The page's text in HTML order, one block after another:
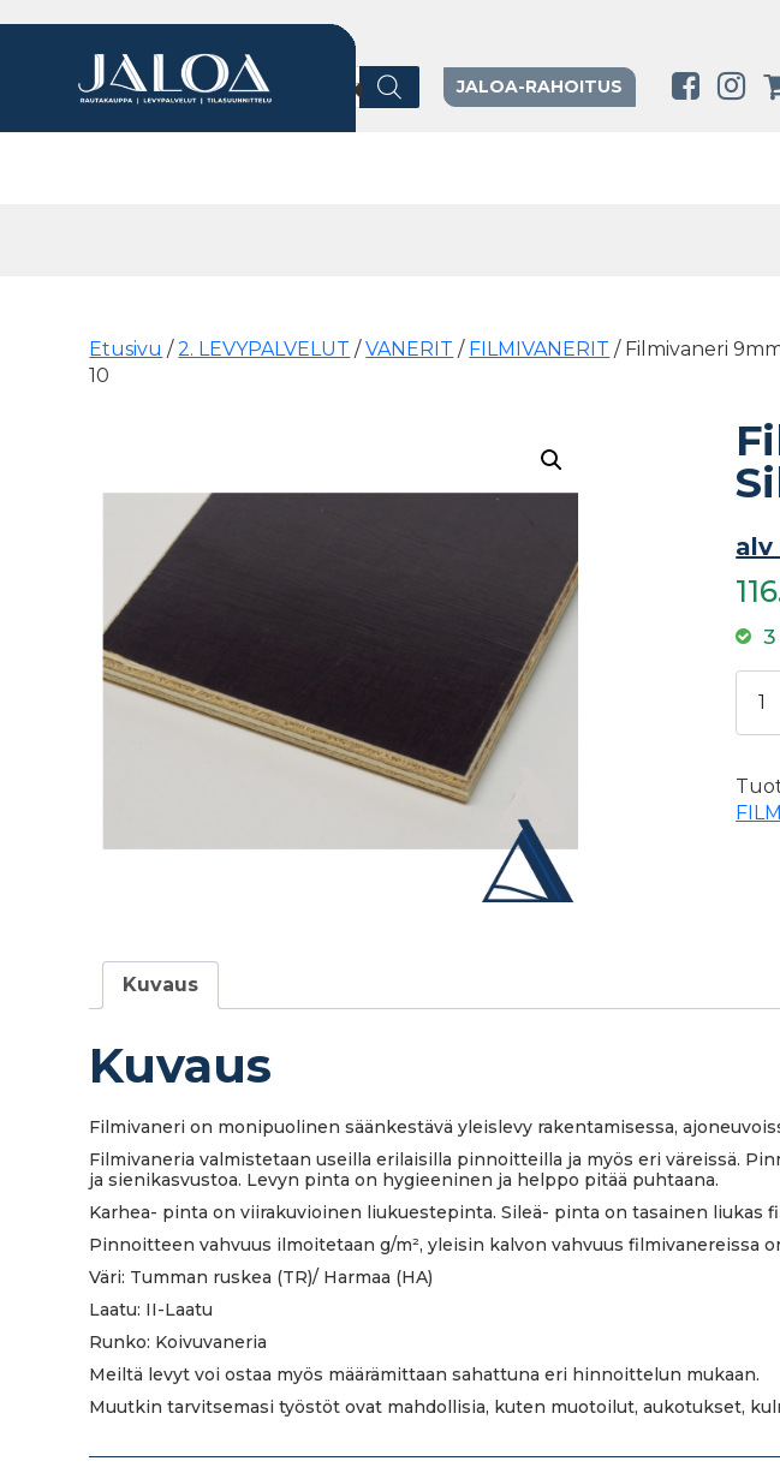
Products search
JALOA-RAHOITUS
Etusivu /2. LEVYPALVELUT /VANERIT / FILMIVANERIT / Filmivaneri
10
alv
Kuvaus
Kuvaus
Filmivaneri on monipuolinen säänkestävä yleislevy rakentamisessa,
Filmivaneria valmistetaan useilla erilaisilla pinnoitteilla ja myös eri väreissä.
ja sienikasvustoa. Levyn pinta on hygieeninen ja helppo pitää puhtaana.
Karhea- pinta on viirakuvioinen liukuestepinta. Sileä- pinta on tasainen liukas
Pinnoitteen vahvuus ilmoitetaan g/m², yleisin kalvon vahvuus filmivanereissa
Väri: Tumman ruskea (TR)/ Harmaa (HA)
Laatu: II-Laatu
Runko: Koivuvaneria
Meiltä levyt voi ostaa myös määrämittaan sahattuna eri hinnoittelun mukaan.
Muutkin tarvitsemasi työstöt ovat mahdollisia, kuten muotoilut, aukotukset,